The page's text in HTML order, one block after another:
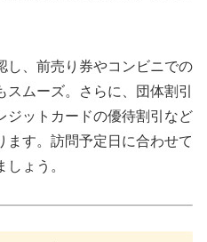
し、前売り券やコンビニでの
ムーズ。さらに、団体割引
ジットカードの優待割引など
ます。訪問予定日に合わせて
ょう。